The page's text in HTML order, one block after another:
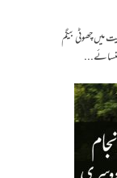
میں چھوٹی بیگم